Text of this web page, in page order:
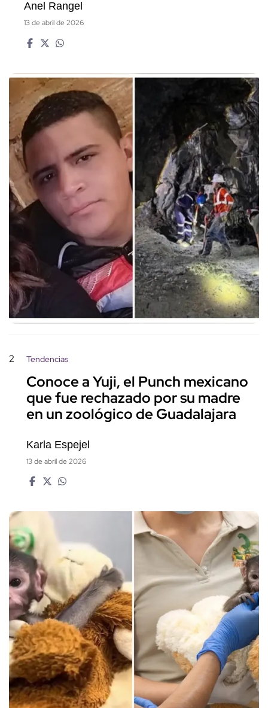
Anel Rangel
13 de abril de 2026
2 Tendencias
Conoce a Yuji, el Punch mexicano
que fue rechazado por su madre
en un zoológico de Guadalajara
Karla Espejel
13 de abril de 2026